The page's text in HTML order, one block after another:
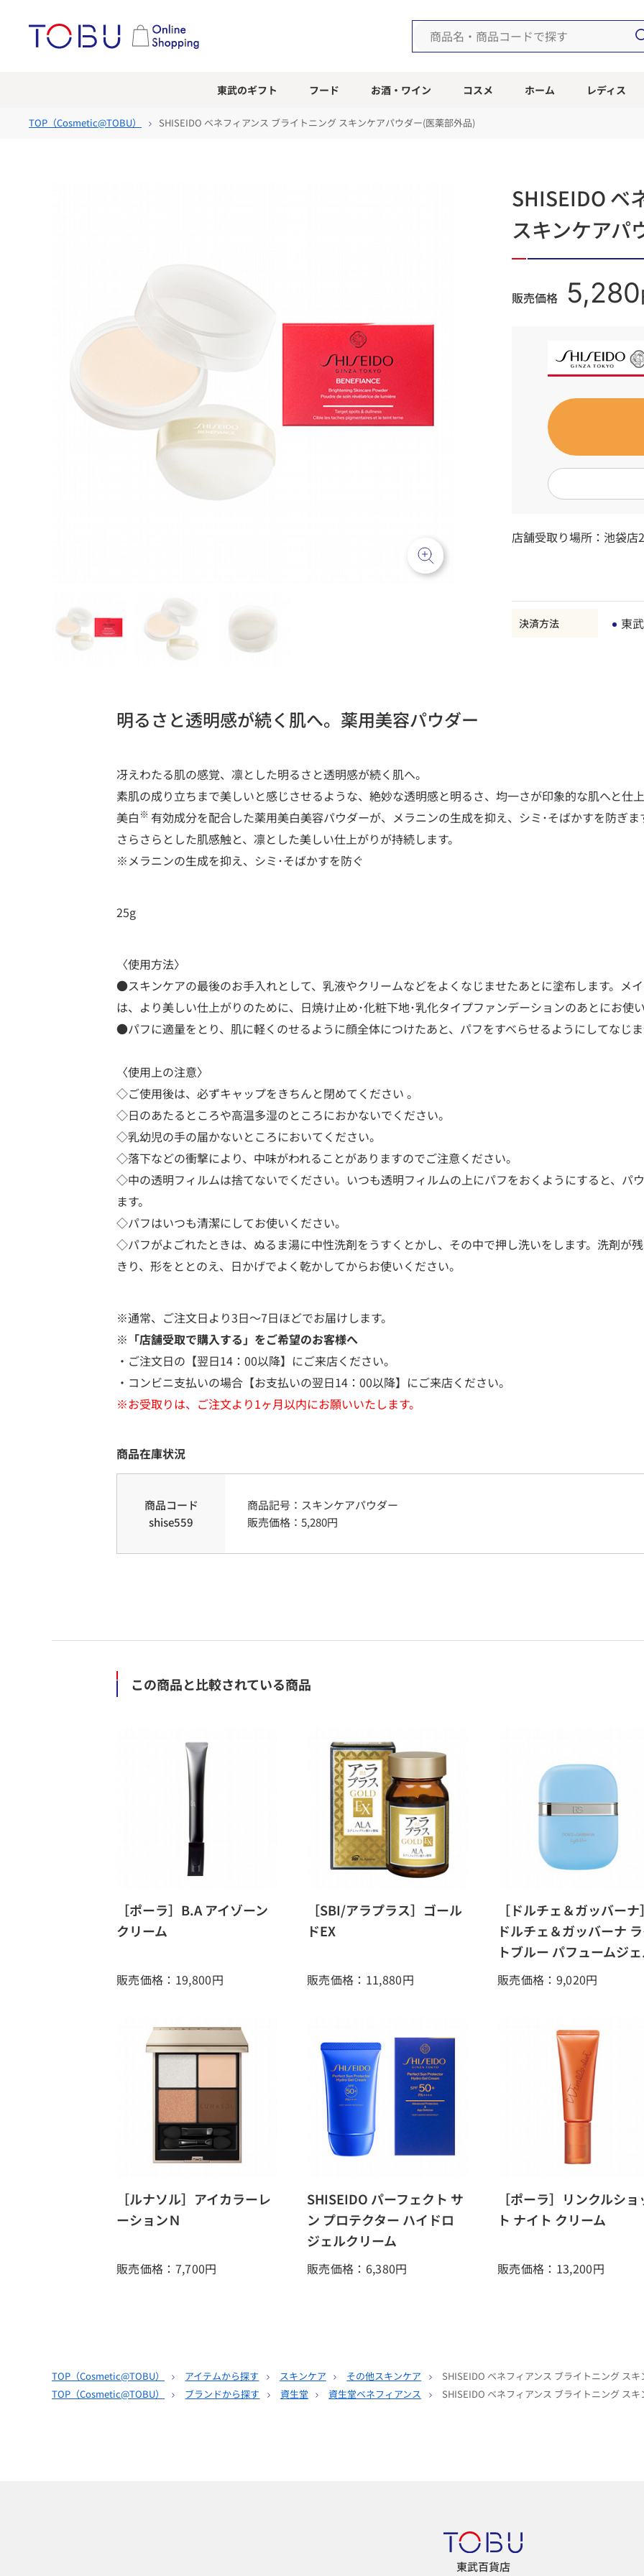
東武のギフト フード お酒・ワイン コスメ ホーム レディス
TOP（Cosmetic@TOBU） SHISEIDO ベネフィアンス ブライトニング スキンケアパウダー(医薬部外品)
SHISEIDO ベ
スキンケアパ
販売価格 5,280
店舗受取り場所： 池袋店
決済方法 東
明るさと透明感が続く肌へ。薬用美容パウダー
冴えわたる肌の感覚、凛とした明るさと透明感が続く肌へ。
素肌の成り立ちまで美しいと感じさせるような、絶妙な透明感と明るさ、均一さが印象的な肌へと仕
美白 ※ 有効成分を配合した薬用美白美容パウダーが、メラニンの生成を抑え、シミ･そばかすを防ぎま
さらさらとした肌感触と、凛とした美しい仕上がりが持続します。
※メラニンの生成を抑え、シミ･そばかすを防ぐ
25g
〈使用方法〉
●スキンケアの最後のお手入れとして、乳液やクリームなどをよくなじませたあとに塗布します。メ
は、より美しい仕上がりのために、日焼け止め･化粧下地･乳化タイプファンデーションのあとにお
●パフに適量をとり、肌に軽くのせるように顔全体につけたあと、パフをすべらせるようにしてなじ
〈使用上の注意〉
◇ご使用後は、必ずキャップをきちんと閉めてください 。
◇日のあたるところや高温多湿のところにおかないでください。
◇乳幼児の手の届かないところにおいてください。
◇落下などの衝撃により、中味がわれることがありますのでご注意ください。
◇中の透明フィルムは捨てないでください。いつも透明フィルムの上にパフをおくようにすると、パ
ます。
◇パフはいつも清潔にしてお使いください。
◇パフがよごれたときは、ぬるま湯に中性洗剤をうすくとかし、その中で押し洗いをします。洗剤が
きり、形をととのえ、日かげでよく乾かしてからお使いください。
※通常、ご注文日より3日～7日ほどでお届けします。
※「店舗受取で購入する」をご希望のお客様へ
・ご注文日の【翌日14：00以降】にご来店ください。
・コンビニ支払いの場合【お支払いの翌日14：00以降】にご来店ください。
※お受取りは、ご注文より1ヶ月以内にお願いいたします。
商品在庫状況
商品コード
shise559
商品記号： スキンケアパウダー
販売価格： 5,280円
この商品と比較されている商品
［ポーラ］B.A アイゾーン
クリーム
販売価格：19,800円
［SBI/アラプラス］ゴール
ドEX
販売価格：11,880円
［ドルチェ＆ガッバーナ
ドルチェ＆ガッバーナ
トブルー パフュームジ
販売価格：9,020円
［ルナソル］アイカラーレ
ーションＮ
販売価格：7,700円
SHISEIDO パーフェクト サ
ン プロテクター ハイドロ
ジェルクリーム
販売価格：6,380円
［ポーラ］リンクルショ
ト ナイト クリーム
販売価格：13,200円
TOP（Cosmetic@TOBU） アイテムから探す スキンケア その他スキンケア
SHISEIDO ベネフィアンス ブライトニング ス
TOP（Cosmetic@TOBU） ブランドから探す 資生堂 資生堂ベネフィアンス SHISEIDO ベネフィアンス ブライトニング ス
東武百貨店